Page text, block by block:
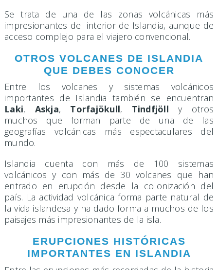
Se trata de una de las zonas volcánicas más
impresionantes del interior de Islandia, aunque de
acceso complejo para el viajero convencional.
OTROS VOLCANES DE ISLANDIA
QUE DEBES CONOCER
Entre los volcanes y sistemas volcánicos
importantes de Islandia también se encuentran
Laki, Askja, Torfajökull, Tindfjöll y otros
muchos que forman parte de una de las
geografías volcánicas más espectaculares del
mundo.
Islandia cuenta con más de 100 sistemas
volcánicos y con más de 30 volcanes que han
entrado en erupción desde la colonización del
país. La actividad volcánica forma parte natural de
la vida islandesa y ha dado forma a muchos de los
paisajes más impresionantes de la isla.
ERUPCIONES HISTÓRICAS
IMPORTANTES EN ISLANDIA